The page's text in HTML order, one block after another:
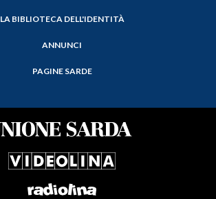
LA BIBLIOTECA DELL'IDENTITÀ
ANNUNCI
PAGINE SARDE